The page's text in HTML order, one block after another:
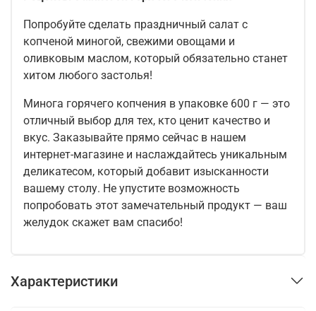
Попробуйте сделать праздничный салат с
копченой миногой, свежими овощами и
оливковым маслом, который обязательно станет
хитом любого застолья!
Минога горячего копчения в упаковке 600 г — это
отличный выбор для тех, кто ценит качество и
вкус. Заказывайте прямо сейчас в нашем
интернет-магазине и наслаждайтесь уникальным
деликатесом, который добавит изысканности
вашему столу. Не упустите возможность
попробовать этот замечательный продукт — ваш
желудок скажет вам спасибо!
Характеристики